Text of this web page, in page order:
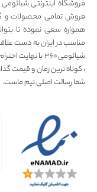
فروش تمامی محصولات و
همواره سعی نموده تا
مناسب در ایران به دست
شیائومی ۳۶۰ با
، کوتاه ترین زمان و قیمت
شما رسالت اصلی تیم ماست.